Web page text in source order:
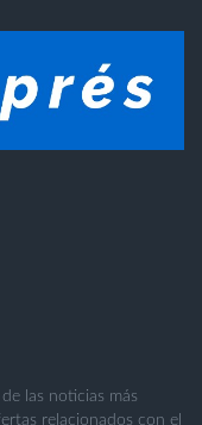
las noticias más
relacionados con el